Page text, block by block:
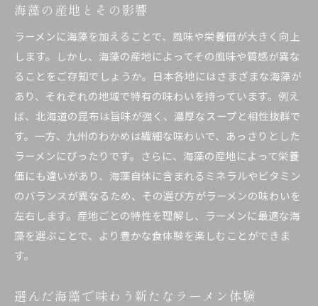
海藻の産地とその影響
ラーメンに海藻を加えることで、風味や栄養価が大きく向上
します。しかし、海藻の産地によってその風味や質感が異な
ることをご存知でしょうか。日本各地にはさまざまな海藻が
あり、それぞれの地域で特有の味わいを持っています。例え
ば、北海道の昆布は旨味が強く、濃厚なスープと相性抜群で
す。一方、九州のわかめは繊細な味わいで、あっさりとした
ラーメンにぴったりです。さらに、海藻の産地によって栄養
価にも違いがあり、海藻自体に含まれるミネラルやビタミン
のバランスが異なるため、その選び方がラーメンの味わいを
左右します。産地ごとの特性を理解し、ラーメンに最適な海
藻を選ぶことで、より豊かな食体験を楽しむことができま
す。
選んだ海藻で味わう新たなラーメン体験